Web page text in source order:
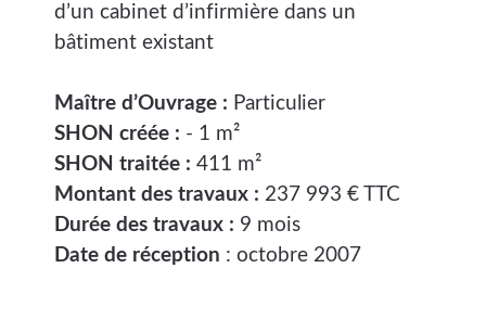
d’un cabinet d’infirmière dans un
bâtiment existant
Maître d’Ouvrage : Particulier
SHON créée : - 1 m²
SHON traitée : 411 m²
Montant des travaux : 237 993 € TTC
Durée des travaux : 9 mois
Date de réception : octobre 2007